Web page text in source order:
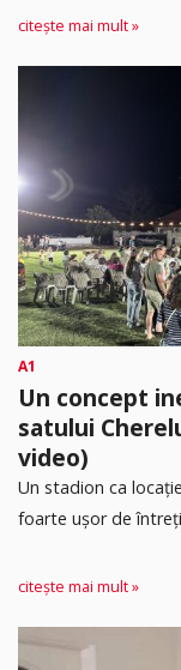
citește mai mult »
A1
Un concept
satului
video)
Un stadion ca
foarte ușor de
citește mai mult »